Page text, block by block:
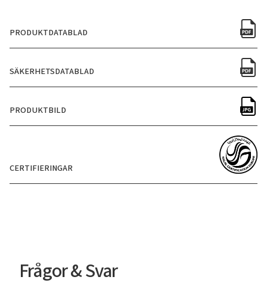
PRODUKTDATABLAD
SÄKERHETSDATABLAD
PRODUKTBILD
CERTIFIERINGAR
Frågor & Svar